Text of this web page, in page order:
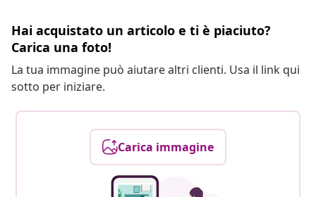
Hai acquistato un articolo e ti è piaciuto?
Carica una foto!
La tua immagine può aiutare altri clienti. Usa il link qui
sotto per iniziare.
Carica immagine